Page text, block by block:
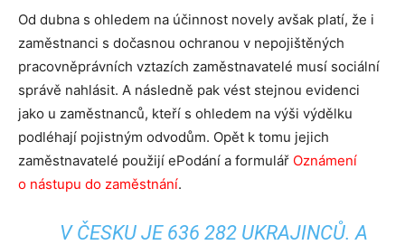
Od dubna s ohledem na účinnost novely avšak platí, že i
zaměstnanci s dočasnou ochranou v nepojištěných
pracovněprávních vztazích zaměstnavatelé musí sociální
správě nahlásit. A následně pak vést stejnou evidenci
jako u zaměstnanců, kteří s ohledem na výši výdělku
podléhají pojistným odvodům. Opět k tomu jejich
zaměstnavatelé použijí ePodání a formulář Oznámení
o nástupu do zaměstnání.
V ČESKU JE 636 282 UKRAJINCŮ. A